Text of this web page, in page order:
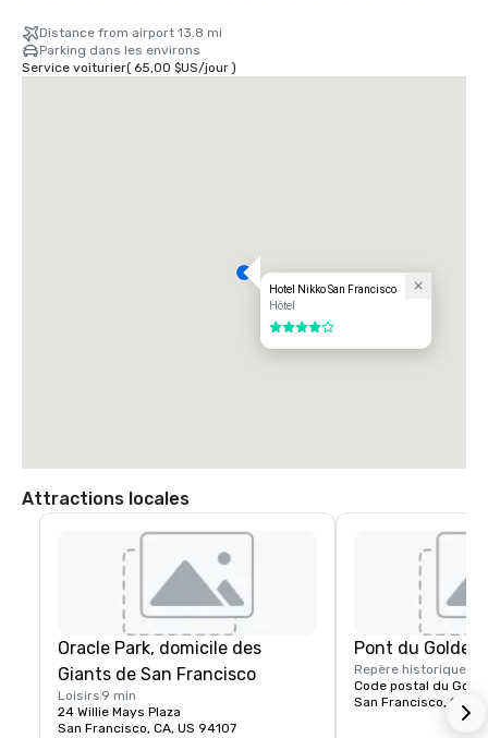
Distance from airport 13.8 mi
Parking dans les environs
Service voiturier( 65,00 $US/jour)
Hotel Nikko San Francisco
Hôtel
4 sur 5
Attractions locales
Oracle Park, domicile des
Giants de San Francisco
Loisirs 9 min
24 Willie Mays Plaza
San Francisco, CA, US 94107
Pont du Golden
Repère historique
Code postal du
San Francisco, CA,